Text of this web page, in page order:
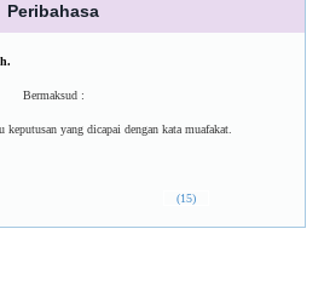
Peribahasa
Bermaksud :
keputusan yang dicapai dengan kata muafakat.
(15)